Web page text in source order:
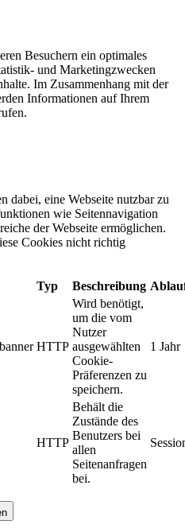
Besuchern ein optimales
und Marketingzwecken
Im Zusammenhang mit der
Informationen auf Ihrem
dabei, eine Webseite nutzbar zu
wie Seitennavigation
der Webseite ermöglichen.
Cookies nicht richtig
Typ Beschreibung
HTTP
Wird benötigt,
um die vom
Nutzer
ausgewählten
Cookie-
Präferenzen zu
speichern.
1 Jahr
HTTP
Behält die
Zustände des
Benutzers bei
allen
Seitenanfragen
bei.